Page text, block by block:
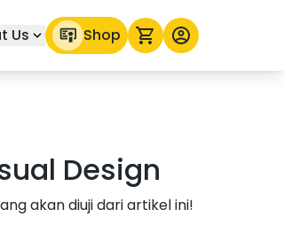
Us Shop
Design
akan diuji dari artikel ini!